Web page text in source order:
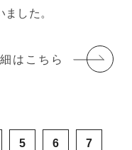
した。
はこちら
5 6 7